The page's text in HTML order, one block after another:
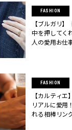
FASHION
【ブルガリ
中を押してく
人の愛用お仕
FASHION
【カルティ
リアルに愛用
れる相棒リン